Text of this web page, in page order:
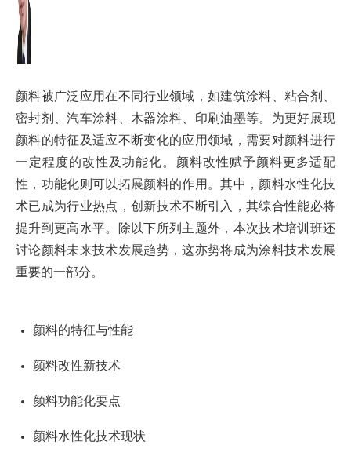
颜料被广泛应用在不同行业领域，如建筑涂料、粘合剂、
密封剂、汽车涂料、木器涂料、印刷油墨等。为更好展现
颜料的特征及适应不断变化的应用领域，需要对颜料进行
一定程度的改性及功能化。颜料改性赋予颜料更多适配
性，功能化则可以拓展颜料的作用。其中，颜料水性化技
术已成为行业热点，创新技术不断引入，其综合性能必将
提升到更高水平。除以下所列主题外，本次技术培训班还
讨论颜料未来技术发展趋势，这亦势将成为涂料技术发展
重要的一部分。
颜料的特征与性能
颜料改性新技术
颜料功能化要点
颜料水性化技术现状